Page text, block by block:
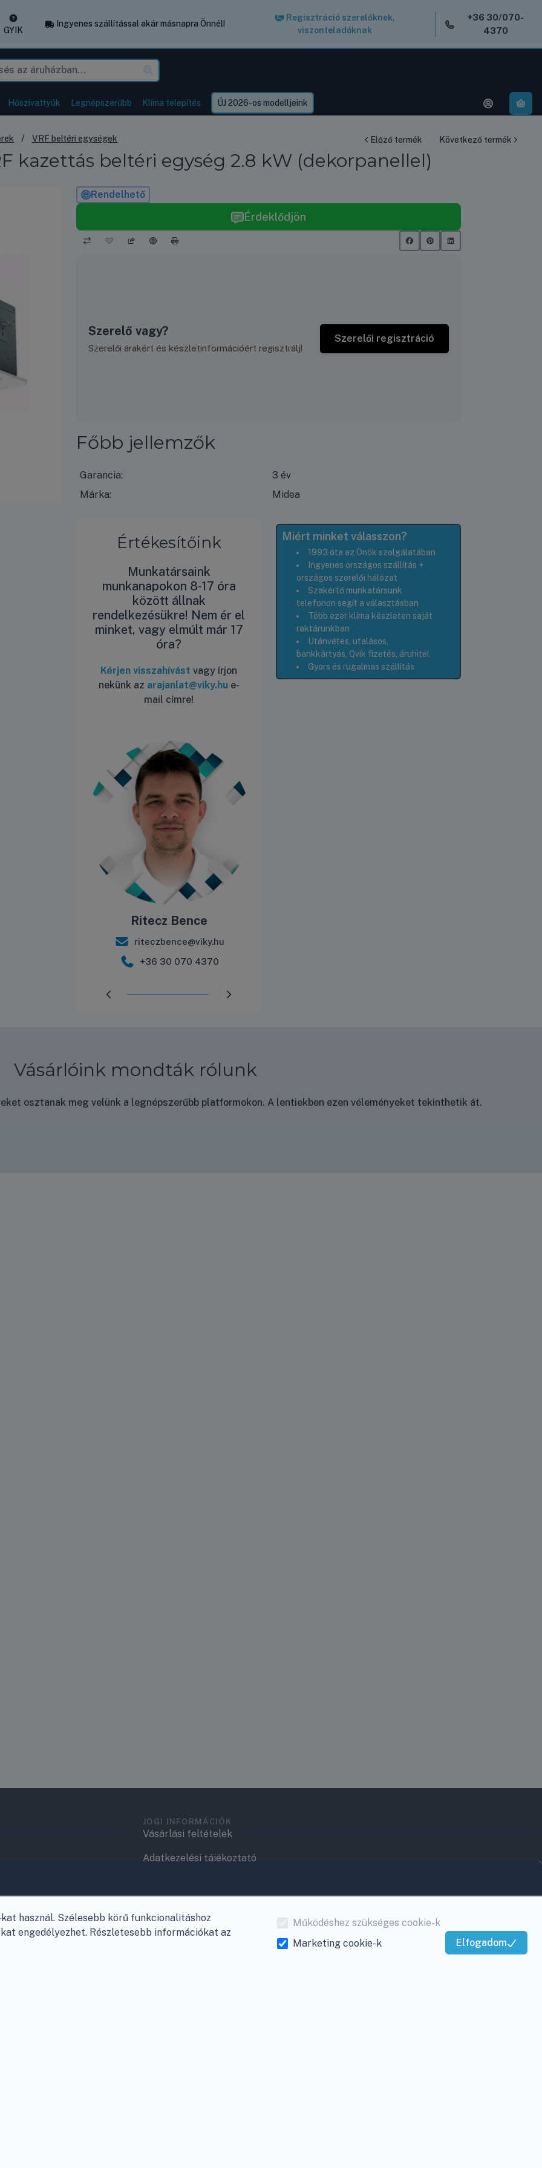
GYIK
Ingyenes szállítással akár másnapra Önnél!
Regisztráció szerelőknek,
viszonteladóknak
+36 30/070-
4370
Hőszivattyúk Legnépszerűbb Klíma telepítés ÚJ 2026-os modelljeink
VRF beltéri egységek Előző termék Következő termék
kazettás beltéri egység 2.8 kW (dekorpanellel)
Rendelhető
Érdeklődjön
Szerelő vagy?
Szerelői árakért és készletinformációért regisztrálj!
Szerelői regisztráció
Főbb jellemzők
Garancia:
3 év
Márka:
Midea
Értékesítőink
Munkatársaink
munkanapokon 8-17 óra
között állnak
rendelkezésükre! Nem ér el
minket, vagy elmúlt már 17
óra?
Kérjen visszahívást vagy írjon
nekünk az arajanlat@viky.hue-
mail címre!
Ritecz Bence
riteczbence@viky.hu
+36 30 070 4370
Miért minket válasszon?
1993 óta az Önök szolgálatában
Ingyenes országos szállítás +
országos szerelői hálózat
Szakértő munkatársunk
telefonon segít a választásban
Több ezer klíma készleten saját
raktárunkban
Utánvétes, utalásos,
bankkártyás, Qvik fizetés, áruhitel
Gyors és rugalmas szállítás
Vásárlóink mondták rólunk
osztanak meg velünk a legnépszerűbb platformokon. A lentiekben ezen véleményeket tekinthetik át.
JOGI INFORMÁCIÓK
Vásárlási feltételek
Adatkezelési tájékoztató
Fizetés
használ. Szélesebb körű funkcionalitáshoz
engedélyezhet. Részletesebb információkat az
Működéshez szükséges cookie-k
Marketing cookie-k
Elfogadom